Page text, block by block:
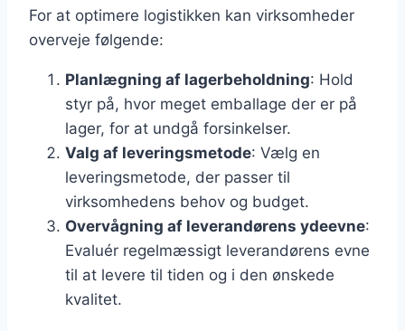
For at optimere logistikken kan virksomheder
overveje følgende:
Planlægning af lagerbeholdning: Hold
styr på, hvor meget emballage der er på
lager, for at undgå forsinkelser.
Valg af leveringsmetode: Vælg en
leveringsmetode, der passer til
virksomhedens behov og budget.
Overvågning af leverandørens ydeevne:
Evaluér regelmæssigt leverandørens evne
til at levere til tiden og i den ønskede
kvalitet.